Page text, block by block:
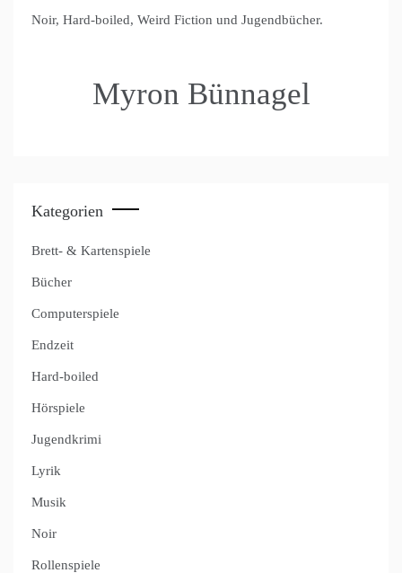
Noir, Hard-boiled, Weird Fiction und Jugendbücher.
Myron Bünnagel
Kategorien
Brett- & Kartenspiele
Bücher
Computerspiele
Endzeit
Hard-boiled
Hörspiele
Jugendkrimi
Lyrik
Musik
Noir
Rollenspiele